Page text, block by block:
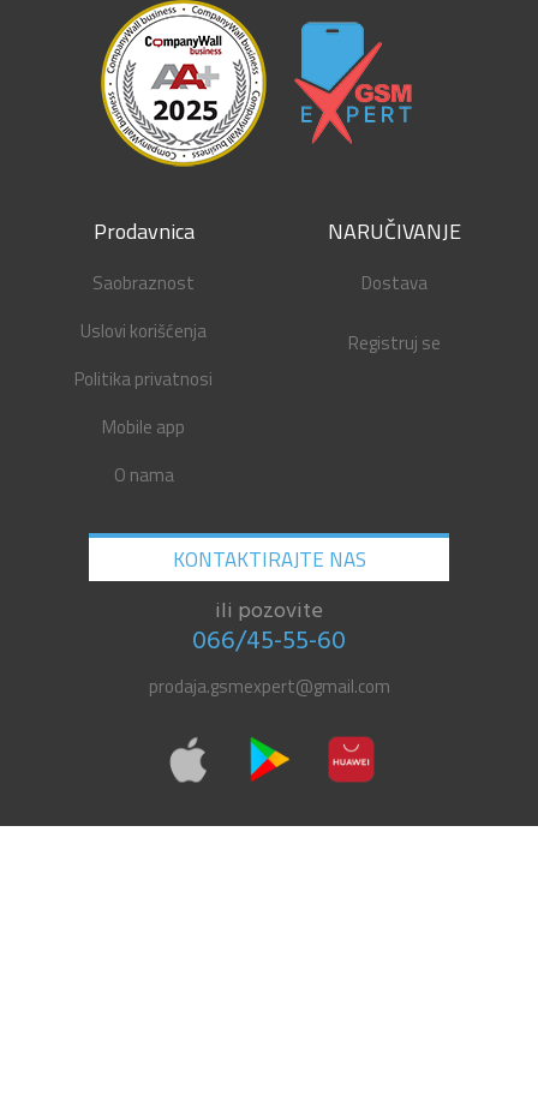
Prodavnica
Saobraznost
Uslovi korišćenja
Politika privatnosi
Mobile app
O nama
NARUČIVANJE
Dostava
Registruj se
KONTAKTIRAJTE NAS
ili pozovite
066/45-55-60
prodaja.gsmexpert@gmail.com